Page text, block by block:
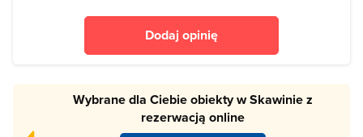
Dodaj opinię
Wybrane dla Ciebie obiekty w Skawinie z
rezerwacją online